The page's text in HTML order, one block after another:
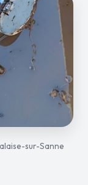
sur-Sanne